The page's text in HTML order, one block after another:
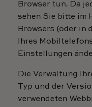
Browser tun. Da
sehen Sie bitte im
Browsers (oder in
Ihres
Einstellungen
Die Verwaltung
Typ und der
verwendeten